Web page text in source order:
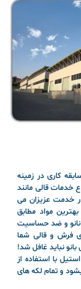
با بیش از 15 سال سابقه کاری در زمینه
قالی مانند
خدمت عزیزان می
مواد مطابق
نانو و ضد حساسیت
فرش و قالی شما
نباید غافل شد!
با استفاده از
و تمام لکه های